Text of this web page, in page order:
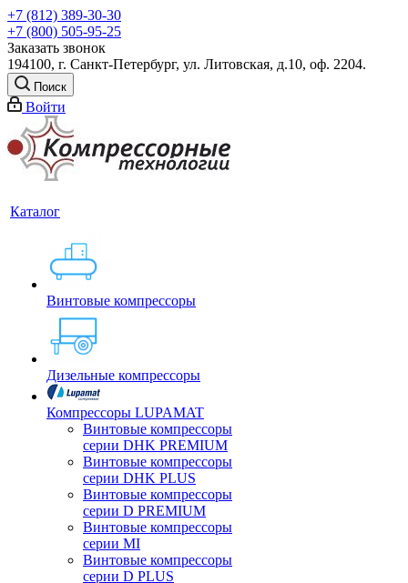
+7 (812) 389-30-30
+7 (800) 505-95-25
Заказать звонок
194100, г. Санкт-Петербург, ул. Литовская, д.10, оф. 2204.
Поиск
Войти
Каталог
Винтовые компрессоры
Дизельные компрессоры
Компрессоры LUPAMAT
Винтовые компрессоры
серии DHK PREMIUM
Винтовые компрессоры
серии DHK PLUS
Винтовые компрессоры
серии D PREMIUM
Винтовые компрессоры
серии MI
Винтовые компрессоры
серии D PLUS